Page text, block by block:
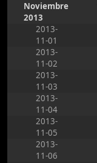
Noviembre
2013
2013-
11-01
2013-
11-02
2013-
11-03
2013-
11-04
2013-
11-05
2013-
11-06